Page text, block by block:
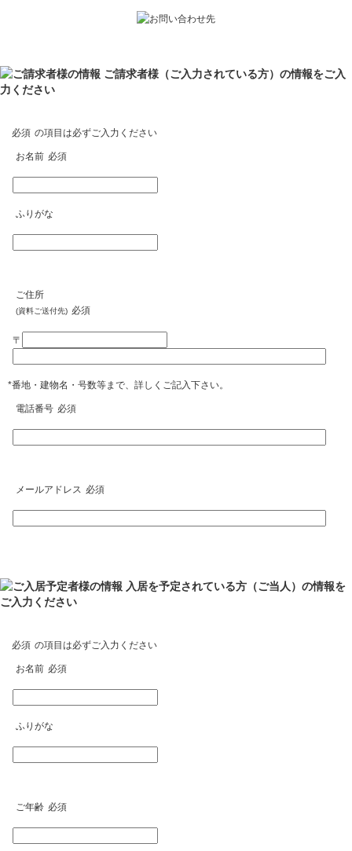
必須 の項目は必ずご入力ください
お名前 必須
ふりがな
ご住所
(資料ご送付先) 必須
〒
*番地・建物名・号数等まで、詳しくご記入下さい。
電話番号 必須
メールアドレス 必須
必須 の項目は必ずご入力ください
お名前 必須
ふりがな
ご年齢 必須